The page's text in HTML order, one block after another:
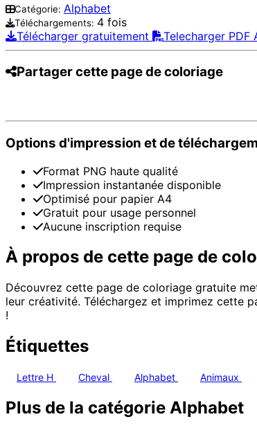
Catégorie: Alphabet
Téléchargements: 4 fois
Télécharger gratuitement
Telecharger PDF
Partager cette page de coloriage
Options d'impression et de
Format PNG haute qualité
Impression instantanée disponible
Optimisé pour papier A4
Gratuit pour usage personnel
Aucune inscription requise
À propos de cette page de
Découvrez cette page de coloriage gratuite
leur créativité. Téléchargez et imprimez cette
!
Étiquettes
Lettre H Cheval Alphabet Animaux
Plus de la catégorie Alphabet